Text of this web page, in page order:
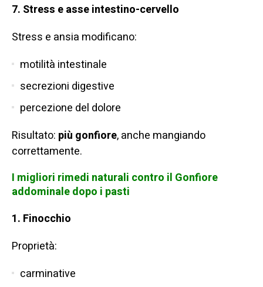
7. Stress e asse intestino-cervello
Stress e ansia modificano:
motilità intestinale
secrezioni digestive
percezione del dolore
Risultato: più gonfiore, anche mangiando
correttamente.
I migliori rimedi naturali contro il Gonfiore
addominale dopo i pasti
1. Finocchio
Proprietà:
carminative